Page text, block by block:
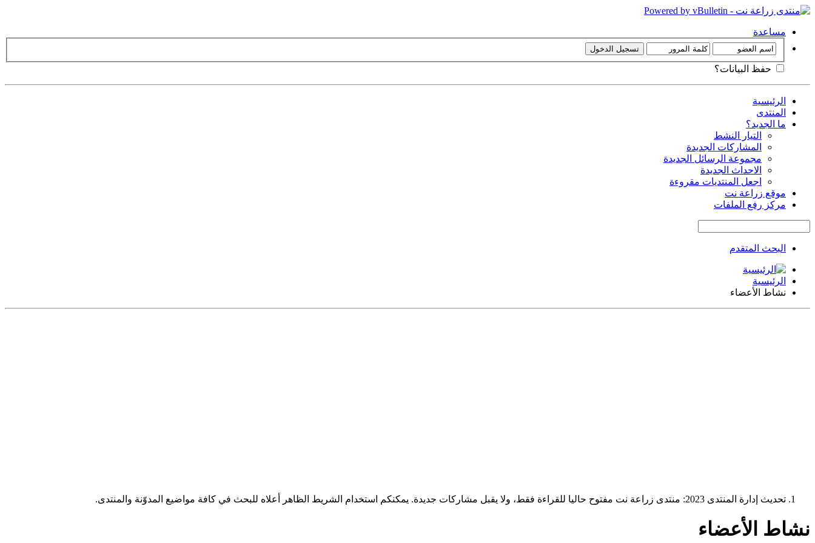
مساعدة
حفظ البيانات؟
الرئيسية
المنتدى
ما الجديد؟
التيار النشط
المشاركات الجديدة
مجموعة الرسائل الجديدة
الاحداث الجديدة
اجعل المنتديات مقروءة
موقع زراعة نت
مركز رفع الملفات
البحث المتقدم
الرئيسية
نشاط الأعضاء
تحديث إدارة المنتدى 2023: منتدى زراعة نت مفتوح حاليا للقراءة فقط، ولا يقبل مشاركات جديدة. يمكنكم استخدام الشريط الظاهر أعلاه للبحث في كافة مواضيع المدوّنة والمنتدى.
نشاط الأعضاء